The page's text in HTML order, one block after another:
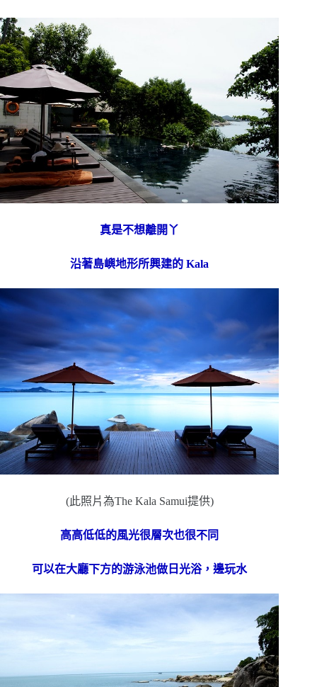
真是不想離開丫
沿著島嶼地形所興建的 Kala
(此照片為The Kala Samui提供)
高高低低的風光很層次也很不同
可以在大廳下方的游泳池做日光浴，邊玩水